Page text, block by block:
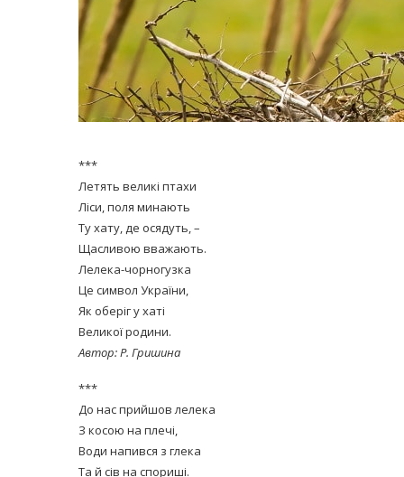
***
Летять великі птахи
Ліси, поля минають
Ту хату, де осядуть, –
Щасливою вважають.
Лелека-чорногузка
Це символ України,
Як оберіг у хаті
Великої родини.
Автор: Р. Гришина
***
До нас прийшов лелека
З косою на плечі,
Води напився з глека
Та й сів на спориші.